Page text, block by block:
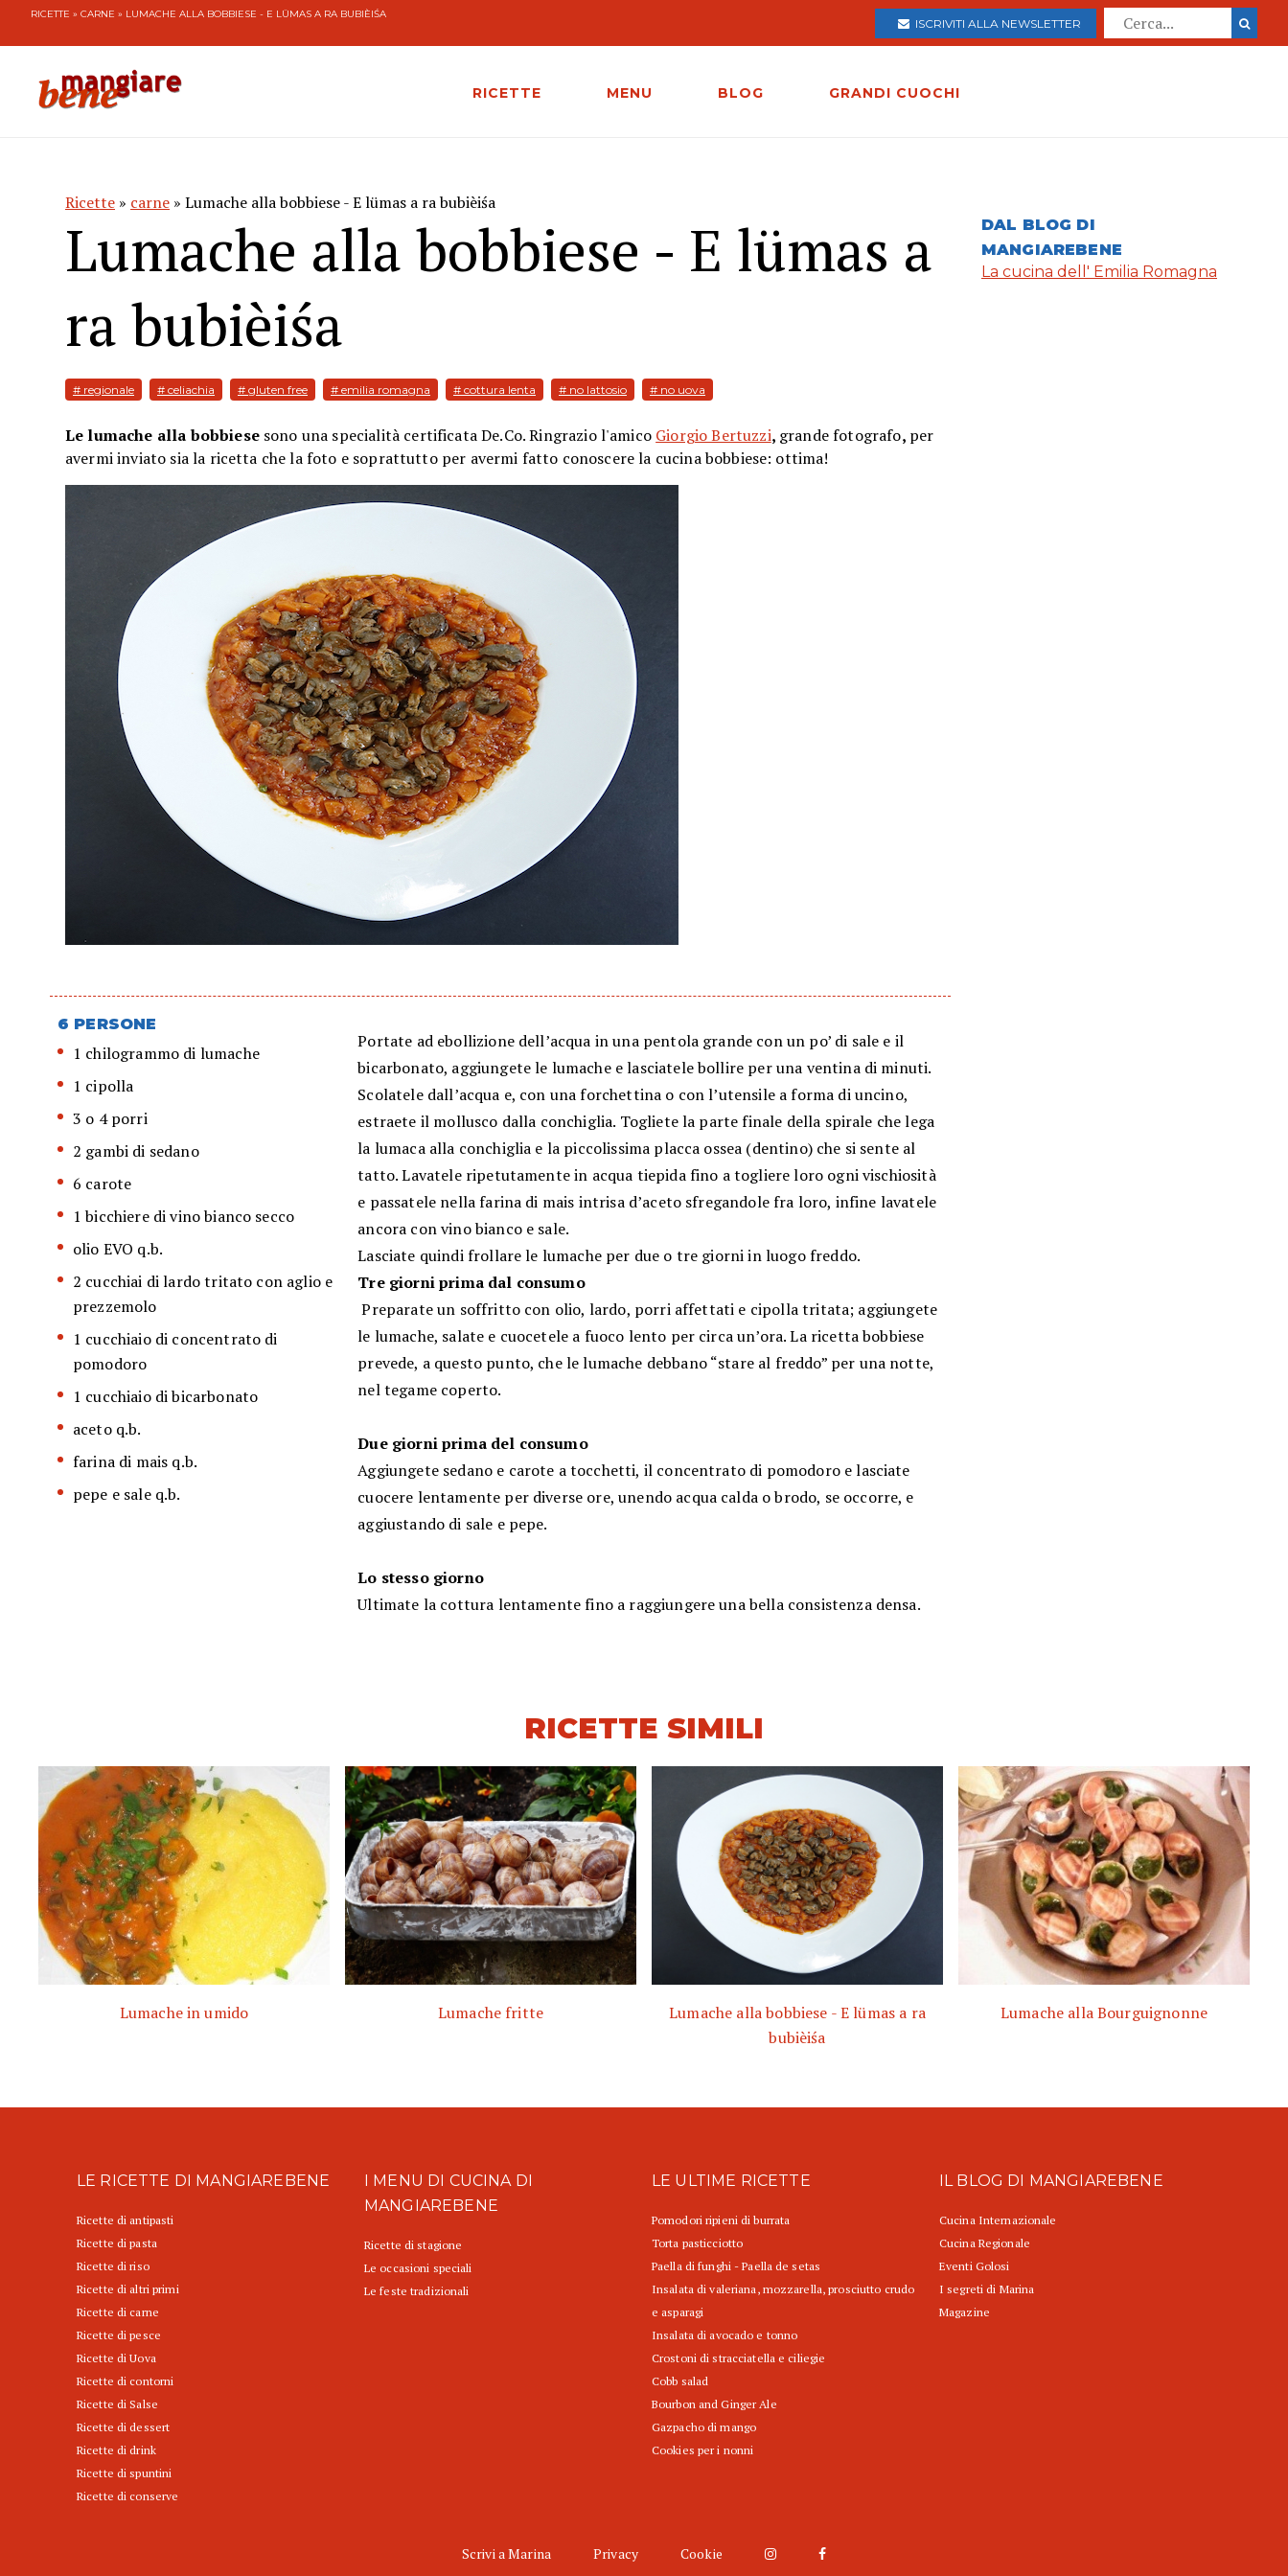
RICETTE » CARNE » LUMACHE ALLA BOBBIESE - E LÜMAS A RA BUBIÈIŚA
ISCRIVITI ALLA NEWSLETTER
RICETTE MENU BLOG GRANDI CUOCHI
Ricette » carne » Lumache alla bobbiese - E lümas a ra bubièiśa
Lumache alla bobbiese - E lümas a
ra bubièiśa
# regionale # celiachia # gluten free # emilia romagna # cottura lenta # no lattosio # no uova
Le lumache alla bobbiesesono una specialità certificata De.Co. Ringrazio l'amico Giorgio Bertuzzi, grande fotografo, per
avermi inviato sia la ricetta che la foto e soprattutto per avermi fatto conoscere la cucina bobbiese: ottima!
6 PERSONE
1 chilogrammo di lumache
1 cipolla
3 o 4 porri
2 gambi di sedano
6 carote
1 bicchiere di vino bianco secco
olio EVO q.b.
2 cucchiai di lardo tritato con aglio e
prezzemolo
1 cucchiaio di concentrato di
pomodoro
1 cucchiaio di bicarbonato
aceto q.b.
farina di mais q.b.
pepe e sale q.b.
Portate ad ebollizione dell’acqua in una pentola grande con un po’ di sale e il
bicarbonato, aggiungete le lumache e lasciatele bollire per una ventina di minuti.
Scolatele dall’acqua e, con una forchettina o con l’utensile a forma di uncino,
estraete il mollusco dalla conchiglia. Togliete la parte finale della spirale che lega
la lumaca alla conchiglia e la piccolissima placca ossea (dentino) che si sente al
tatto. Lavatele ripetutamente in acqua tiepida fino a togliere loro ogni vischiosità
e passatele nella farina di mais intrisa d’aceto sfregandole fra loro, infine lavatele
ancora con vino bianco e sale.
Lasciate quindi frollare le lumache per due o tre giorni in luogo freddo.
Tre giorni prima dal consumo
Preparate un soffritto con olio, lardo, porri affettati e cipolla tritata; aggiungete
le lumache, salate e cuocetele a fuoco lento per circa un’ora. La ricetta bobbiese
prevede, a questo punto, che le lumache debbano “stare al freddo” per una notte,
nel tegame coperto.
Due giorni prima del consumo
Aggiungete sedano e carote a tocchetti, il concentrato di pomodoro e lasciate
cuocere lentamente per diverse ore, unendo acqua calda o brodo, se occorre, e
aggiustando di sale e pepe.
Lo stesso giorno
Ultimate la cottura lentamente fino a raggiungere una bella consistenza densa.
DAL BLOG DI
MANGIAREBENE
La cucina dell' Emilia Romagna
RICETTE SIMILI
Lumache in umido Lumache fritte
Lumache alla bobbiese - E lümas a ra
bubièiśa
Lumache alla Bourguignonne
LE RICETTE DI MANGIAREBENE
Ricette di antipasti
Ricette di pasta
Ricette di riso
Ricette di altri primi
Ricette di carne
Ricette di pesce
Ricette di Uova
Ricette di contorni
Ricette di Salse
Ricette di dessert
Ricette di drink
Ricette di spuntini
Ricette di conserve
I MENU DI CUCINA DI
MANGIAREBENE
Ricette di stagione
Le occasioni speciali
Le feste tradizionali
LE ULTIME RICETTE
Pomodori ripieni di burrata
Torta pasticciotto
Paella di funghi - Paella de setas
Insalata di valeriana, mozzarella, prosciutto crudo
e asparagi
Insalata di avocado e tonno
Crostoni di stracciatella e ciliegie
Cobb salad
Bourbon and Ginger Ale
Gazpacho di mango
Cookies per i nonni
IL BLOG DI MANGIAREBENE
Cucina Internazionale
Cucina Regionale
Eventi Golosi
I segreti di Marina
Magazine
Scrivi a Marina Privacy Cookie